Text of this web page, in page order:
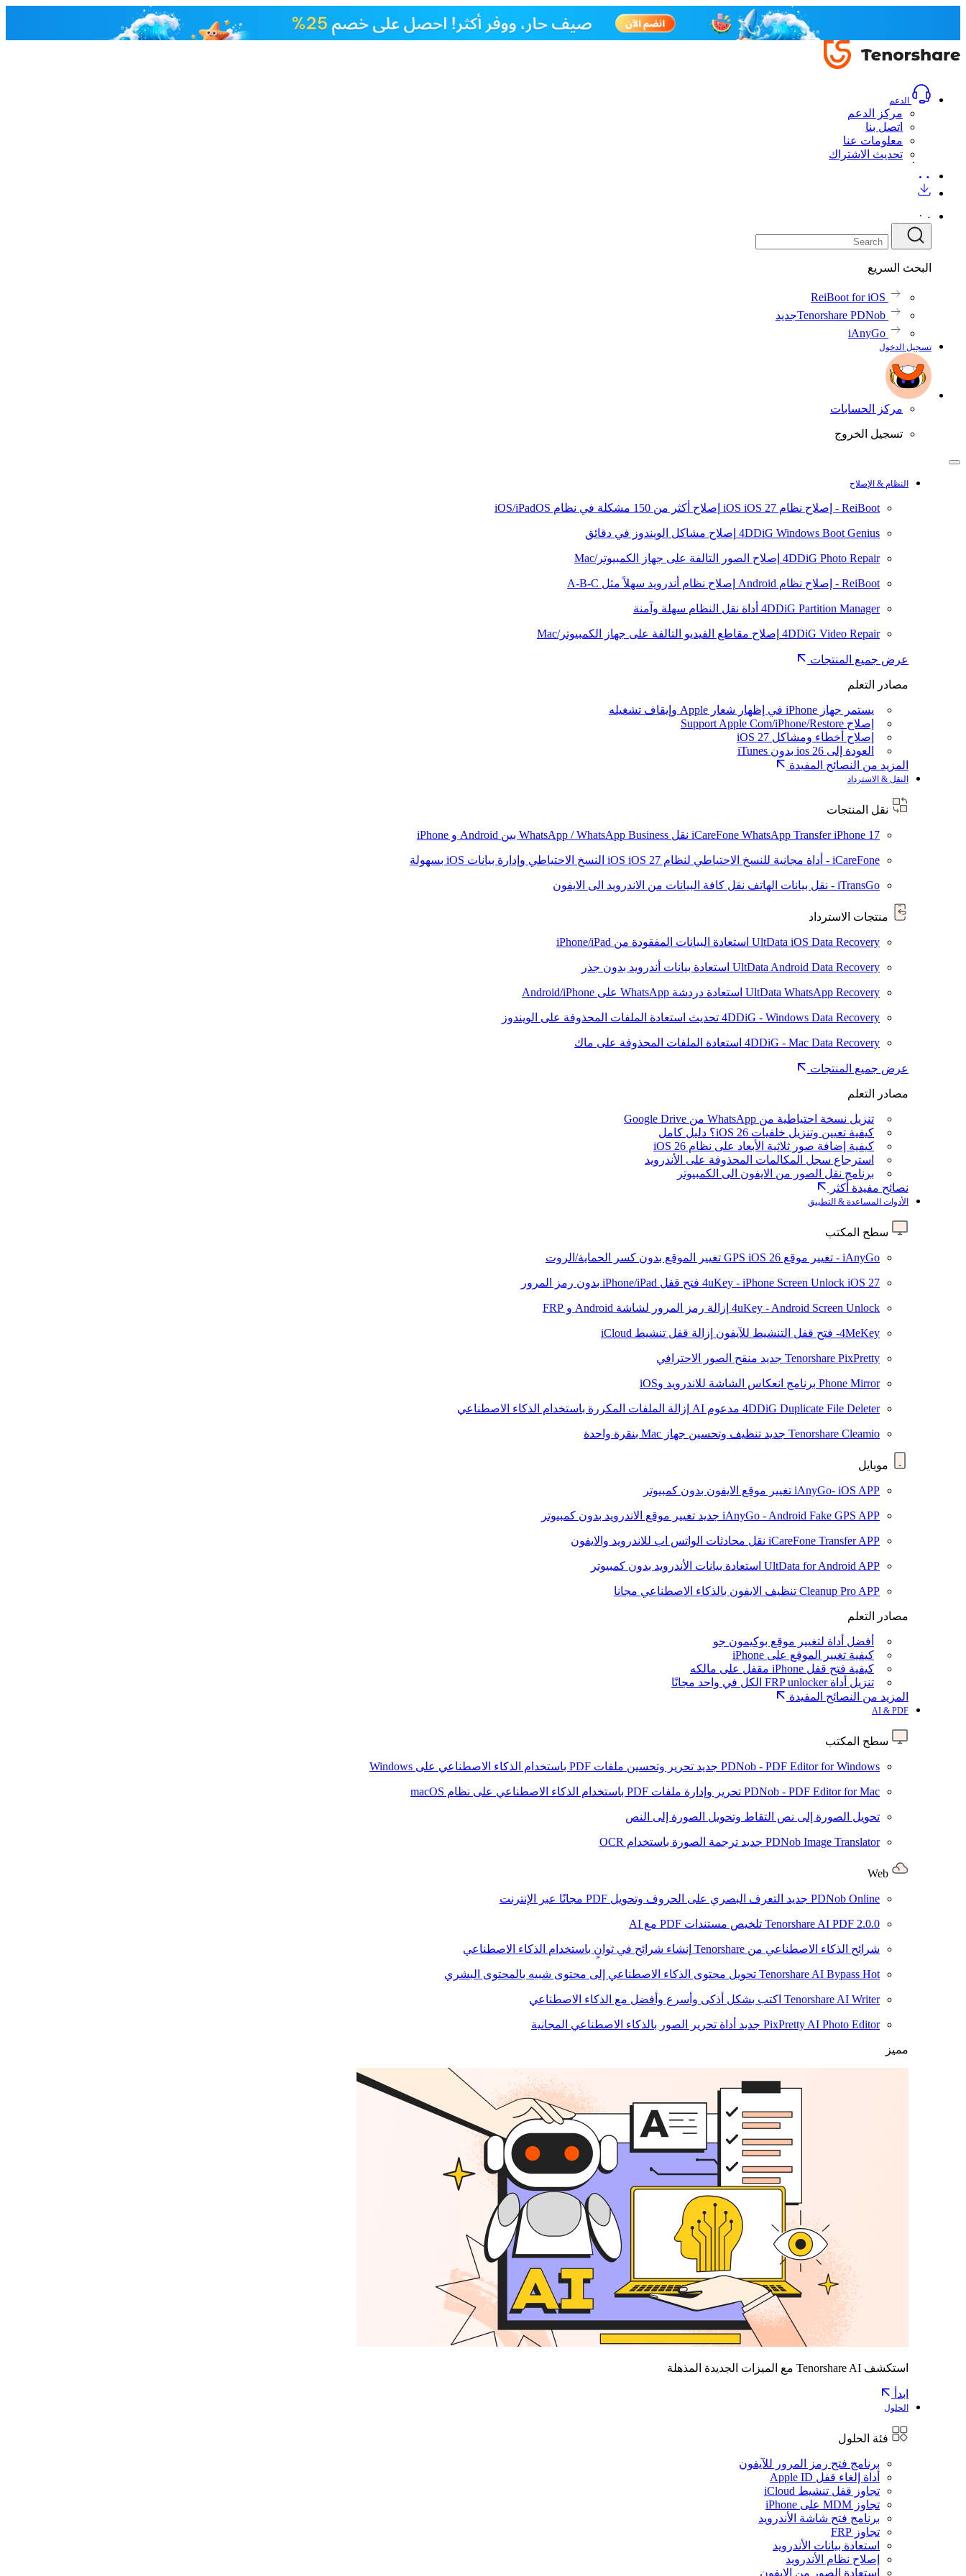
الدعم
مركز الدعم
اتصل بنا
معلومات عنا
تحديث الاشتراك
البحث السريع
ReiBoot for iOS
Tenorshare PDNobجديد
iAnyGo
تسجيل الدخول
مركز الحسابات
تسجيل الخروج
النظام & الإصلاح
ReiBoot - إصلاح نظام iOS iOS 27 إصلاح أكثر من 150 مشكلة في نظام iOS/iPadOS
4DDiG Windows Boot Genius إصلاح مشاكل الويندوز في دقائق
4DDiG Photo Repair إصلاح الصور التالفة على جهاز الكمبيوتر/Mac
ReiBoot - إصلاح نظام Android إصلاح نظام أندرويد سهلاً مثل A-B-C
4DDiG Partition Manager أداة نقل النظام سهلة وآمنة
4DDiG Video Repair إصلاح مقاطع الفيديو التالفة على جهاز الكمبيوتر/Mac
عرض جميع المنتجات
مصادر التعلم
يستمر جهاز iPhone في إظهار شعار Apple وإيقاف تشغيله
إصلاح Support Apple Com/iPhone/Restore
إصلاح أخطاء ومشاكل iOS 27
العودة إلى ios 26 بدون iTunes
المزيد من النصائح المفيدة
النقل & الاسترداد
نقل المنتجات
iCareFone WhatsApp TransferiPhone 17 نقل WhatsApp / WhatsApp Business بين Android و iPhone
iCareFone - أداة مجانية للنسخ الاحتياطي لنظام iOS iOS 27 النسخ الاحتياطي وإدارة بيانات iOS بسهولة
iTransGo - نقل بيانات الهاتف نقل كافة البيانات من الاندرويد الى الايفون
منتجات الاسترداد
UltData iOS Data Recovery استعادة البيانات المفقودة من iPhone/iPad
UltData Android Data Recovery استعادة بيانات أندرويد بدون جذر
UltData WhatsApp Recovery استعادة دردشة WhatsApp على Android/iPhone
4DDiG - Windows Data Recovery تحديث استعادة الملفات المحذوفة على الويندوز
4DDiG - Mac Data Recovery استعادة الملفات المحذوفة على ماك
عرض جميع المنتجات
مصادر التعلم
تنزيل نسخة احتياطية من WhatsApp من Google Drive
كيفية تعيين وتنزيل خلفيات iOS 26؟ دليل كامل
كيفية إضافة صور ثلاثية الأبعاد على نظام iOS 26
استرجاع سجل المكالمات المحذوفة على الأندرويد
برنامج نقل الصور من الايفون الى الكمبيوتر
نصائح مفيدة أكثر
الأدوات المساعدة & التطبيق
سطح المكتب
iAnyGo - تغيير موقع GPS iOS 26 تغيير الموقع بدون كسر الحماية/الروت
4uKey - iPhone Screen Unlock iOS 27 فتح قفل iPhone/iPad بدون رمز المرور
4uKey - Android Screen Unlock إزالة رمز المرور لشاشة Android و FRP
4MeKey- فتح قفل التنشيط للآيفون إزالة قفل تنشيط iCloud
Tenorshare PixPretty جديد منقح الصور الاحترافي
Phone Mirror برنامج انعكاس الشاشة للاندرويد وiOS
4DDiG Duplicate File Deleter مدعوم AI إزالة الملفات المكررة باستخدام الذكاء الاصطناعي
Tenorshare Cleamio جديد تنظيف وتحسين جهاز Mac بنقرة واحدة
موبايل
iAnyGo- iOS APP تغيير موقع الايفون بدون كمبيوتر
iAnyGo - Android Fake GPS APP جديد تغيير موقع الاندرويد بدون كمبيوتر
iCareFone Transfer APP نقل محادثات الواتس اب للاندرويد والايفون
UltData for Android APP استعادة بيانات الأندرويد بدون كمبيوتر
Cleanup Pro APP تنظيف الايفون بالذكاء الاصطناعي مجانا
مصادر التعلم
أفضل أداة لتغيير موقع بوكيمون جو
كيفية تغيير الموقع على iPhone
كيفية فتح قفل iPhone مقفل على مالكه
تنزيل أداة FRP unlocker الكل في واحد مجانًا
المزيد من النصائح المفيدة
AI & PDF
سطح المكتب
PDNob - PDF Editor for Windows جديد تحرير وتحسين ملفات PDF باستخدام الذكاء الاصطناعي على Windows
PDNob - PDF Editor for Mac تحرير وإدارة ملفات PDF باستخدام الذكاء الاصطناعي على نظام macOS
تحويل الصورة إلى نص التقاط وتحويل الصورة إلى النص
PDNob Image Translator جديد ترجمة الصورة باستخدام OCR
PDNob Online جديد التعرف البصري على الحروف وتحويل PDF مجانًا عبر الإنترنت
Tenorshare AI PDF 2.0.0 تلخيص مستندات PDF مع AI
شرائح الذكاء الاصطناعي من Tenorshare إنشاء شرائح في ثوانٍ باستخدام الذكاء الاصطناعي
Tenorshare AI Bypass Hot تحويل محتوى الذكاء الاصطناعي إلى محتوى شبيه بالمحتوى البشري
Tenorshare AI Writer اكتب بشكل أذكى وأسرع وأفضل مع الذكاء الاصطناعي
PixPretty AI Photo Editor جديد أداة تحرير الصور بالذكاء الاصطناعي المجانية
مميز
استكشف Tenorshare AI مع الميزات الجديدة المذهلة
ابدأ
الحلول
فئة الحلول
برنامج فتح رمز المرور للآيفون
أداة إلغاء قفل Apple ID
تجاوز قفل تنشيط iCloud
تجاوز MDM على iPhone
برنامج فتح شاشة الأندرويد
تجاوز FRP
استعادة بيانات الأندرويد
إصلاح نظام الأندرويد
استعادة الصور من الايفون